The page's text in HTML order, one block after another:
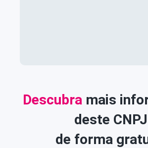
Descubra mais
deste CNPJ
de forma